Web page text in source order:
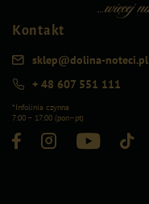
Kontakt
sklep@dolina-noteci.pl
+ 48 607 551 111
*Infolinia czynna
7:00 – 17:00 (pon–pt)